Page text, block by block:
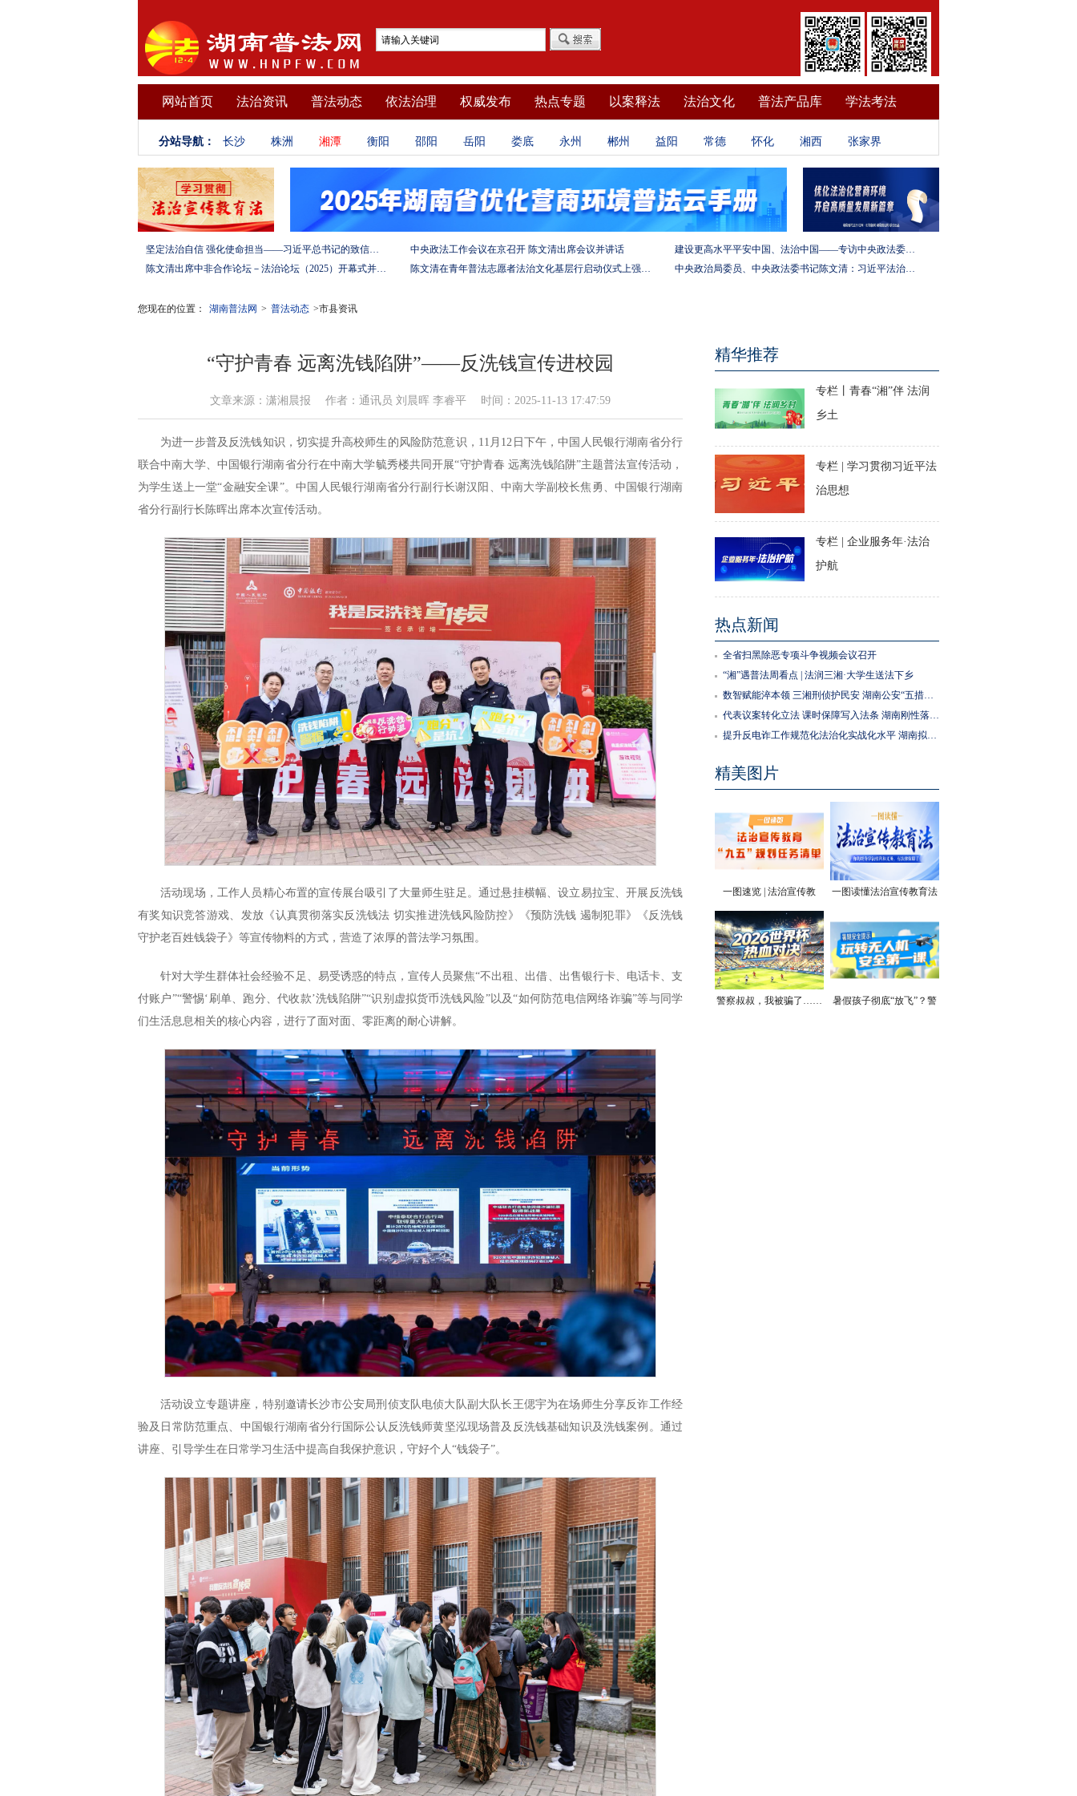
网站首页 法治资讯 普法动态 依法治理 权威发布 热点专题 以案释法 法治文化 普法产品库 学法考法
分站导航： 长沙 株洲 湘潭 衡阳 邵阳 岳阳 娄底 永州 郴州 益阳 常德 怀化 湘西 张家界
坚定法治自信 强化使命担当——习近平总书记的致信激励法学法律工作者投身全面依法治国伟大实践 中央政法工作会议在京召开 陈文清出席会议并讲话
建设更高水平平安中国、法治中国——专访中央政法委秘书长訚柏
陈文清出席中非合作论坛－法治论坛（2025）开幕式并在湖南调研
陈文清在青年普法志愿者法治文化基层行启动仪式上强调 以学习宣传习近平法治思想引领普法工作 中央政治局委员、中央政法委书记陈文清：习近平法治思想是全面依法治国的根本遵循和行动指南
您现在的位置： 湖南普法网 > 普法动态 >市县资讯
“守护青春 远离洗钱陷阱”——反洗钱宣传进校园
文章来源：潇湘晨报 作者：通讯员 刘晨晖 李睿平 时间：2025-11-13 17:47:59
为进一步普及反洗钱知识，切实提升高校师生的风险防范意识，11月12日下午，中国人民银行湖南省分行
联合中南大学、中国银行湖南省分行在中南大学毓秀楼共同开展“守护青春 远离洗钱陷阱”主题普法宣传活动，
为学生送上一堂“金融安全课”。中国人民银行湖南省分行副行长谢汉阳、中南大学副校长焦勇、中国银行湖南
省分行副行长陈晖出席本次宣传活动。
活动现场，工作人员精心布置的宣传展台吸引了大量师生驻足。通过悬挂横幅、设立易拉宝、开展反洗钱
有奖知识竞答游戏、发放《认真贯彻落实反洗钱法 切实推进洗钱风险防控》《预防洗钱 遏制犯罪》《反洗钱
守护老百姓钱袋子》等宣传物料的方式，营造了浓厚的普法学习氛围。
针对大学生群体社会经验不足、易受诱惑的特点，宣传人员聚焦“不出租、出借、出售银行卡、电话卡、支
付账户”“警惕‘刷单、跑分、代收款’洗钱陷阱”“识别虚拟货币洗钱风险”以及“如何防范电信网络诈骗”等与同学
们生活息息相关的核心内容，进行了面对面、零距离的耐心讲解。
活动设立专题讲座，特别邀请长沙市公安局刑侦支队电侦大队副大队长王偲宇为在场师生分享反诈工作经
验及日常防范重点、中国银行湖南省分行国际公认反洗钱师黄坚泓现场普及反洗钱基础知识及洗钱案例。通过
讲座、引导学生在日常学习生活中提高自我保护意识，守好个人“钱袋子”。
精华推荐
专栏丨青春“湘”伴 法润
乡土
专栏 | 学习贯彻习近平法
治思想
专栏 | 企业服务年·法治
护航
热点新闻
全省扫黑除恶专项斗争视频会议召开
“湘”遇普法周看点 | 法润三湘·大学生送法下乡
数智赋能淬本领 三湘刑侦护民安 湖南公安“五措并举”推进执法规范化建设
代表议案转化立法 课时保障写入法条 湖南刚性落实中小学生体育锻炼要求
提升反电诈工作规范化法治化实战化水平 湖南拟为反电诈工作立法
精美图片
一图速览 | 法治宣传教
育“九五”规划任务清单
一图读懂法治宣传教育法
务，有法律保障了
警察叔叔，我被骗了……
暑假孩子彻底“放飞”？警